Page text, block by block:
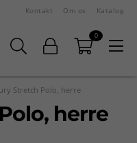
Kontakt Om os Katalog
0
Stretch Polo, herre
herre